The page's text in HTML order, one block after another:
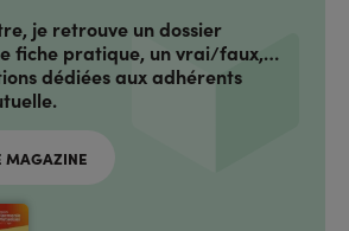
je retrouve un dossier
fiche pratique, un vrai/faux,…
dédiées aux adhérents
MAGAZINE